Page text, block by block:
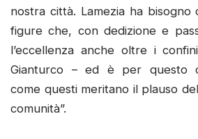
nostra città. Lamezia ha bisogno
figure che, con dedizione e
l’eccellenza anche oltre i
Gianturco – ed è per questo
come questi meritano il plauso
comunità”.